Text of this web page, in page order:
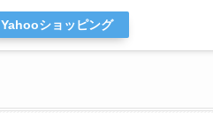
Yahooショッピング